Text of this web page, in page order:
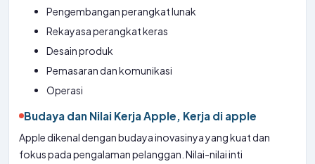
Pengembangan perangkat lunak
Rekayasa perangkat keras
Desain produk
Pemasaran dan komunikasi
Operasi
Budaya dan Nilai Kerja Apple, Kerja di apple
Apple dikenal dengan budaya inovasinya yang kuat dan
fokus pada pengalaman pelanggan. Nilai-nilai inti